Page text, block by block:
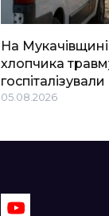
На
хлопчика
госпіталізували
05.08.2026